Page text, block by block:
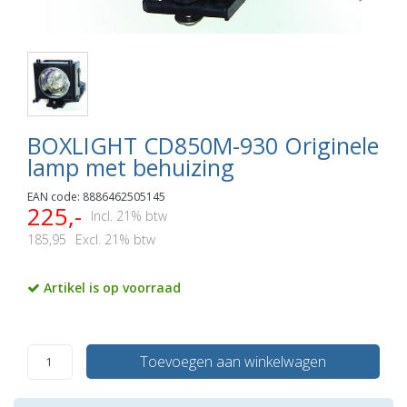
BOXLIGHT CD850M-930 Originele
lamp met behuizing
EAN code: 8886462505145
225,-
Incl. 21% btw
185,95
Excl. 21% btw
Artikel is op voorraad
Toevoegen aan winkelwagen